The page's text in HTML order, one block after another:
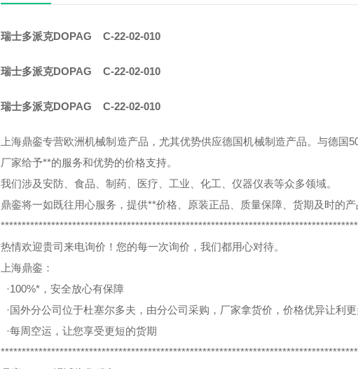
瑞士多派克DOPAG C-22-02-010
瑞士多派克DOPAG C-22-02-010
瑞士多派克DOPAG C-22-02-010
上海鼎銮专营欧洲机械制造产品，尤其优势供应德国机械制造产品。与德国
厂家给予**的服务和优势的价格支持。
我们涉及安防、食品、制药、医疗、工业、化工、仪器仪表等众多领域。
鼎銮将一如既往用心服务，提供**价格、原装正品、质量保障、货期及时的
热情欢迎贵司来电询价！您的每一次询价，我们都用心对待。
上海鼎銮：
·100%*，安全放心有保障
·国外分公司位于杜塞尔多夫，由分公司采购，厂家拿货价，价格优异让利更
·每周空运，让您享受更短的货期